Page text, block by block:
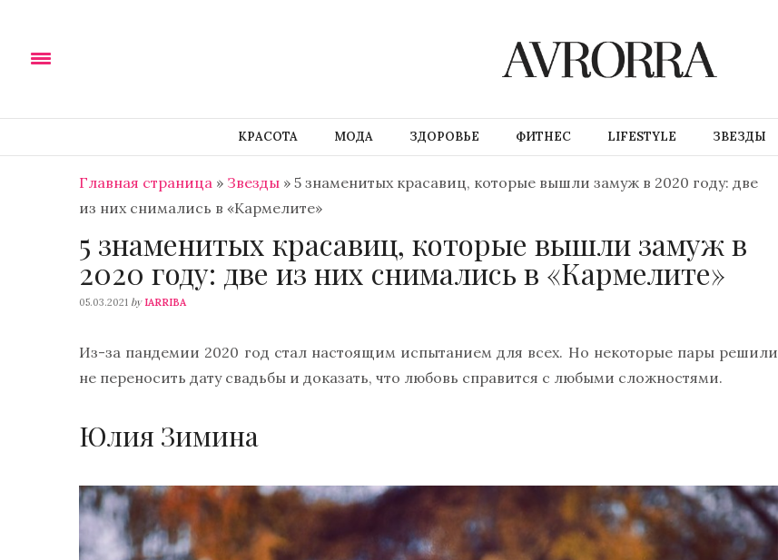
КРАСОТА МОДА ЗДОРОВЬЕ ФИТНЕС LIFESTYLE ЗВЕЗДЫ
Главная страница » Звезды » 5 знаменитых красавиц, которые вышли замуж в 2020 году: две
из них снимались в «Кармелите»
5 знаменитых красавиц, которые вышли замуж в
2020 году: две из них снимались в «Кармелите»
05.03.2021 by IARRIBA
Из-за пандемии 2020 год стал настоящим испытанием для всех. Но некоторые пары решили
не переносить дату свадьбы и доказать, что любовь справится с любыми сложностями.
Юлия Зимина